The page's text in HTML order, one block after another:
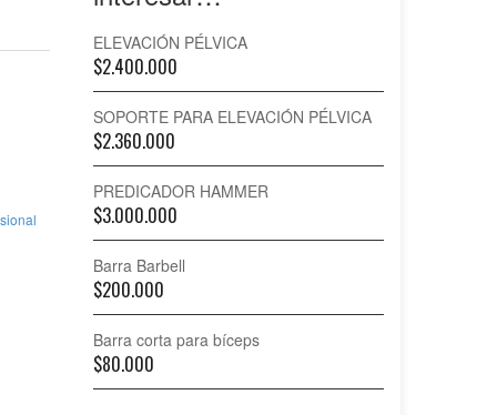
ELEVACIÓN PÉLVICA
$2.400.000
SOPORTE PARA ELEVACIÓN PÉLVICA
$2.360.000
PREDICADOR HAMMER
$3.000.000
Barra Barbell
$200.000
Barra corta para bíceps
$80.000